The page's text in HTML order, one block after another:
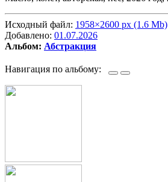
Исходный файл: 1958×2600 px (1.6 Mb)
Добавлено: 01.07.2026
Альбом: Абстракция
Навигация по альбому: